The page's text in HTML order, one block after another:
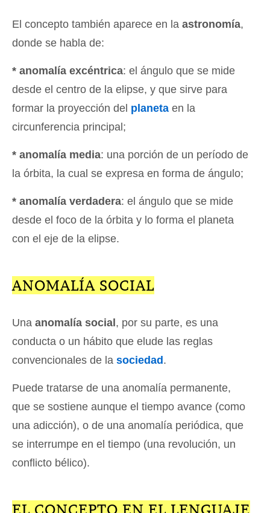
El concepto también aparece en la astronomía,
donde se habla de:
* anomalía excéntrica: el ángulo que se mide
desde el centro de la elipse, y que sirve para
formar la proyección del planeta en la
circunferencia principal;
* anomalía media: una porción de un período de
la órbita, la cual se expresa en forma de ángulo;
* anomalía verdadera: el ángulo que se mide
desde el foco de la órbita y lo forma el planeta
con el eje de la elipse.
ANOMALÍA SOCIAL
Una anomalía social , por su parte, es una
conducta o un hábito que elude las reglas
convencionales de la sociedad .
Puede tratarse de una anomalía permanente,
que se sostiene aunque el tiempo avance (como
una adicción), o de una anomalía periódica, que
se interrumpe en el tiempo (una revolución, un
conflicto bélico).